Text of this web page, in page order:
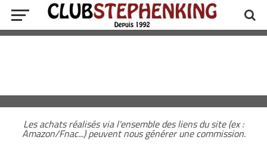
Les achats réalisés via l'ensemble des liens du site (ex :
Amazon/Fnac...) peuvent nous générer une commission.